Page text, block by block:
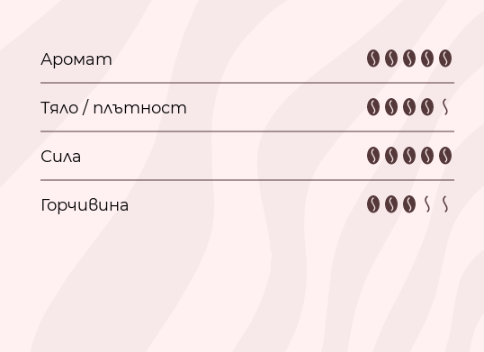
Аромат
Тяло / плътност
Сила
Горчивина